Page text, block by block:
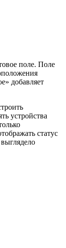
поле. Поле
добавляет
устройства
статус